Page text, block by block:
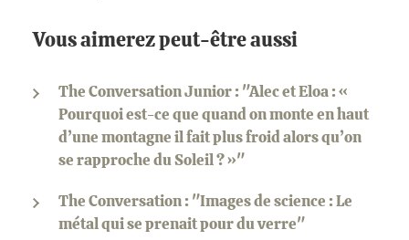
Vous aimerez peut-être aussi
The Conversation Junior : "Alec et Eloa : «
Pourquoi est-ce que quand on monte en haut
d’une montagne il fait plus froid alors qu’on
se rapproche du Soleil ? »"
The Conversation : "Images de science : Le
métal qui se prenait pour du verre"